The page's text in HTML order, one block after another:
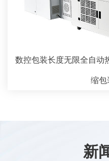
数控包装长度无限全自动
缩
新